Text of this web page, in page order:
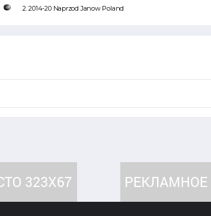
2. 2014-20 Naprzod Janow Poland